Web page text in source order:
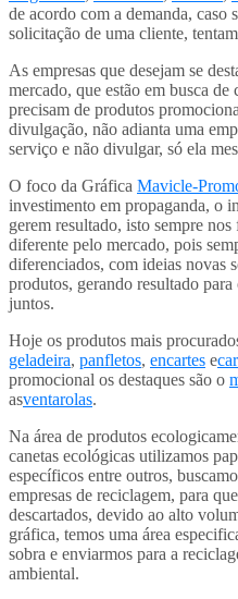
de acordo com a demanda,
solicitação de uma cliente,
As empresas que desejam se
mercado, que estão em busca
precisam de produtos
divulgação, não adianta uma
serviço e não divulgar, só ela
O foco da Gráfica Mavicle-
investimento em propaganda, o
gerem resultado, isto sempre
diferente pelo mercado, pois
diferenciados, com ideias novas
produtos, gerando resultado para
juntos.
Hoje os produtos mais
geladeira, panfletos, encartes e
promocional os destaques são o
asventarolas.
Na área de produtos
canetas ecológicas utilizamos
específicos entre outros,
empresas de reciclagem, para
descartados, devido ao alto
gráfica, temos uma área
sobra e enviarmos para a
ambiental.